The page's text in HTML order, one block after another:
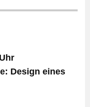
Design eines